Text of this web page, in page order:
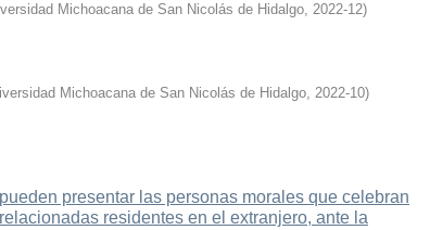
Michoacana de San Nicolás de Hidalgo, 2022-12)
Michoacana de San Nicolás de Hidalgo, 2022-10)
presentar las personas morales que celebran
residentes en el extranjero, ante la